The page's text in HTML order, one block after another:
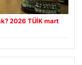
2026 TÜİK mart